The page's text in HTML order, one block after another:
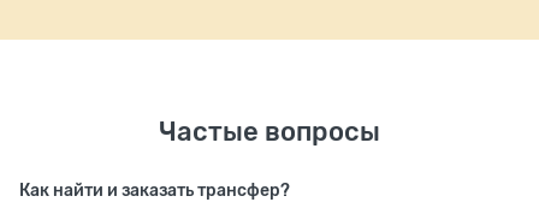
Частые вопросы
Как найти и заказать трансфер?